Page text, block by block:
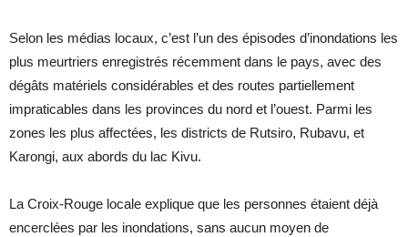
Selon les médias locaux, c’est l’un des épisodes d’inondations les
plus meurtriers enregistrés récemment dans le pays, avec des
dégâts matériels considérables et des routes partiellement
impraticables dans les provinces du nord et l’ouest. Parmi les
zones les plus affectées, les districts de Rutsiro, Rubavu, et
Karongi, aux abords du lac Kivu.
La Croix-Rouge locale explique que les personnes étaient déjà
encerclées par les inondations, sans aucun moyen de